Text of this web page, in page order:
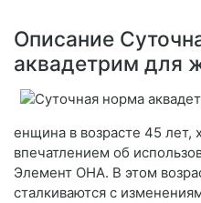
Описание
аквадетрим для
енщина в возрасте 45 лет,
впечатлением об
Элемент ОНА. В этом
сталкиваются с